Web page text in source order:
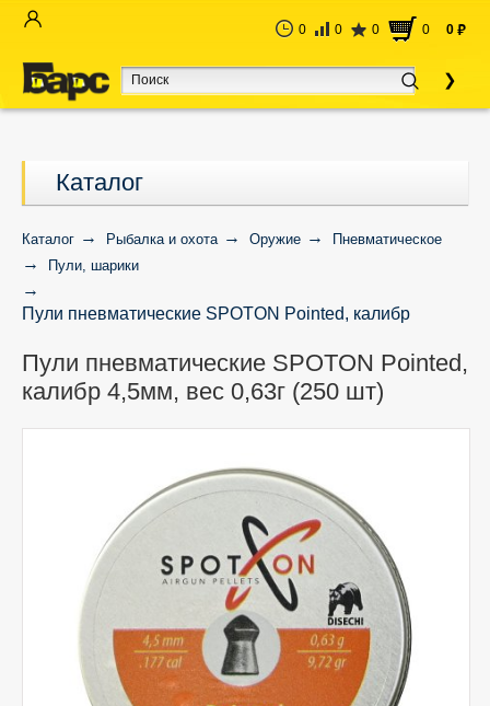
0 0 0 0 0 руб
Каталог
Каталог Рыбалка и охота Оружие
Пневматическое
Пули, шарики
Пули пневматические SPOTON Pointed, калибр
Пули пневматические SPOTON Pointed,
калибр 4,5мм, вес 0,63г (250 шт)